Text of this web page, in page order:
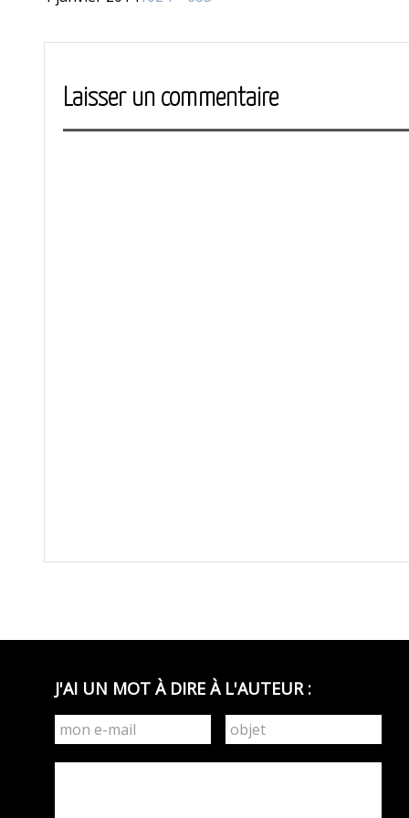
Laisser un commentaire
J'AI UN MOT À DIRE À L'AUTEUR :